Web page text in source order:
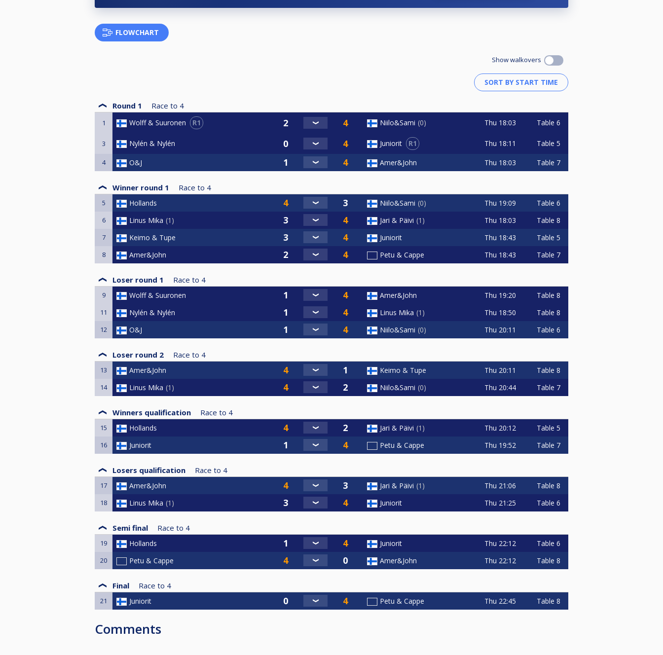
Ensimmäisen erän aloittaja ratkaistaan teikkaamalla, sen jälkeen vuoroaloitukset
Osallistumismaksu: 40 € / pari (tasaraha käteisellä kilpailutoimistoon ennen omaa peliä)
Palkinnot
1. 50%
2. 25%
3.-4. 12,5%
Pääkisa: https://tinyurl.com/HCPMainEvent
HUOM!!! Pelaajat pitää olla liitetty joukkueeseen.
FLOWCHART
Show walkovers
Round 1 Race to 4
1 Wolff & Suuronen R1 Niilo&Sami 0 Thu 18:03 Table 6
3 Nylén & Nylén Juniorit R1 Thu 18:11 Table 5
4 O&J Amer&John Thu 18:03 Table 7
Winner round 1 Race to 4
5 Hollands Niilo&Sami 0 Thu 19:09 Table 6
6 Linus Mika 1 Jari & Päivi 1 Thu 18:03 Table 8
7 Keimo & Tupe Juniorit Thu 18:43 Table 5
8 Amer&John Petu & Cappe Thu 18:43 Table 7
Loser round 1 Race to 4
9 Wolff & Suuronen Amer&John Thu 19:20 Table 8
11 Nylén & Nylén Linus Mika 1 Thu 18:50 Table 8
12 O&J Niilo&Sami 0 Thu 20:11 Table 6
Loser round 2 Race to 4
13 Amer&John Keimo & Tupe Thu 20:11 Table 8
14 Linus Mika 1 Niilo&Sami 0 Thu 20:44 Table 7
Winners qualification Race to 4
15 Hollands Jari & Päivi 1 Thu 20:12 Table 5
16 Juniorit Petu & Cappe Thu 19:52 Table 7
Losers qualification Race to 4
17 Amer&John Jari & Päivi 1 Thu 21:06 Table 8
18 Linus Mika 1 Juniorit Thu 21:25 Table 6
Semi final Race to 4
19 Hollands Juniorit Thu 22:12 Table 6
20 Petu & Cappe Amer&John Thu 22:12 Table 8
Final Race to 4
21 Juniorit Petu & Cappe Thu 22:45 Table 8
Comments